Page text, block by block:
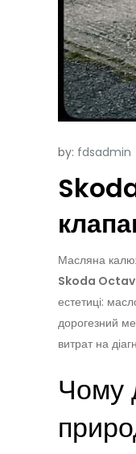
by: fdsadmin
Масляна
Skoda
естетиці:
дорогезний
витрат на
Чому